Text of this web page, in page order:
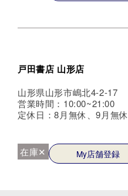
戸田書店 山形店
山形県山形市嶋北4-2-17
営業時間：10:00~21:00
定休日：8月無休、9月無休
在庫✕ My店舗登録